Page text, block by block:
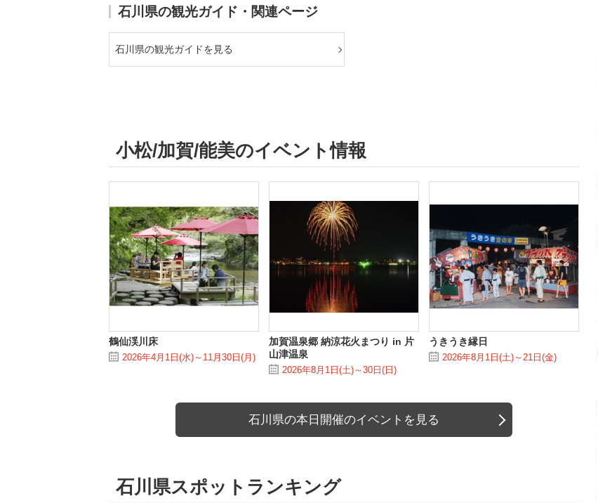
石川県の観光ガイド・関連ページ
石川県の観光ガイドを見る
小松/加賀/能美のイベント情報
鶴仙渓川床
2026年4月1日(水)～11月30日(月)
加賀温泉郷 納涼花火まつり in 片
山津温泉
2026年8月1日(土)～30日(日)
うきうき縁日
2026年8月1日(土)～21日(金)
石川県の本日開催のイベントを見る
石川県スポットランキング